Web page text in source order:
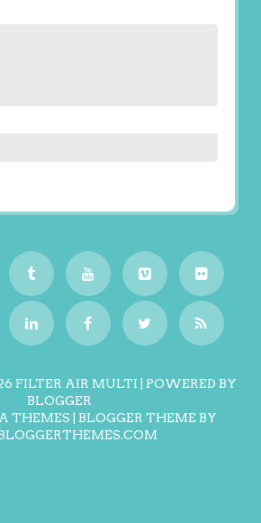
FILTER AIR MULTI | POWERED BY
BLOGGER
THEMES | BLOGGER THEME BY